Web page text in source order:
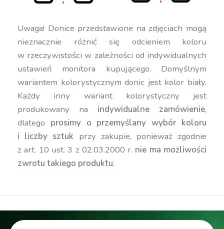
Uwaga! Donice przedstawione na zdjęciach mogą
nieznacznie różnić się odcieniem koloru
w rzeczywistości w zależności od indywidualnych
ustawień monitora kupującego. Domyślnym
wariantem kolorystycznym donic jest kolor biały.
Każdy inny wariant kolorystyczny jest
produkowany na indywidualne zamówienie,
dlatego prosimy o przemyślany wybór koloru
i liczby sztuk przy zakupie, ponieważ zgodnie
z art. 10 ust. 3 z 02.03.2000 r. nie ma możliwości
zwrotu takiego produktu.